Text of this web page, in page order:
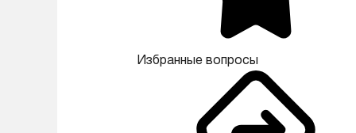
Избранные вопросы